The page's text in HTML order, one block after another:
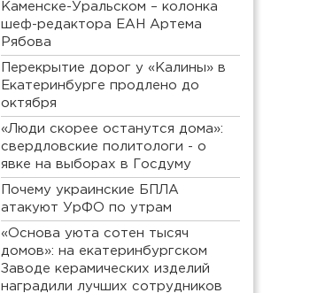
Каменске-Уральском – колонка
шеф-редактора ЕАН Артема
Рябова
Перекрытие дорог у «Калины» в
Екатеринбурге продлено до
октября
«Люди скорее останутся дома»:
свердловские политологи - о
явке на выборах в Госдуму
Почему украинские БПЛА
атакуют УрФО по утрам
«Основа уюта сотен тысяч
домов»: на екатеринбургском
Заводе керамических изделий
наградили лучших сотрудников